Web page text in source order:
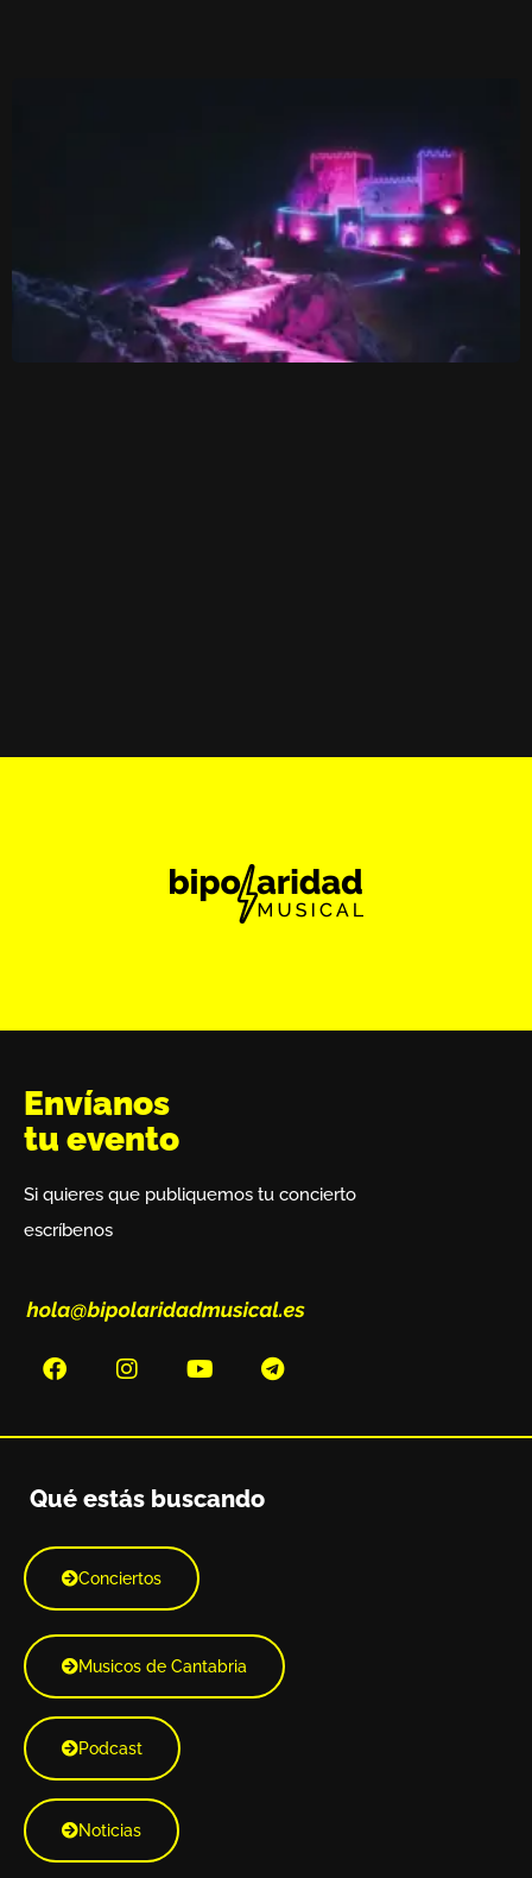
Envíanos
tu evento
Si quieres que publiquemos tu concierto
escríbenos
Qué estás buscando
Conciertos
Musicos de Cantabria
Podcast
Noticias